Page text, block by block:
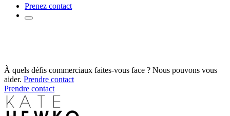
Prenez contact
À quels défis commerciaux faites-vous face ? Nous pouvons vous
aider. Prendre contact
Prendre contact